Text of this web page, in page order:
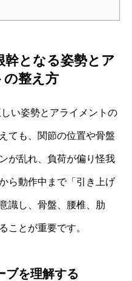
となる姿勢とア
の整え方
い姿勢とアライメントの
ても、関節の位置や骨盤
が乱れ、負荷が偏り怪我
ら動作中まで「引き上げ
識し、骨盤、腰椎、肋
ことが重要です。
ブを理解する